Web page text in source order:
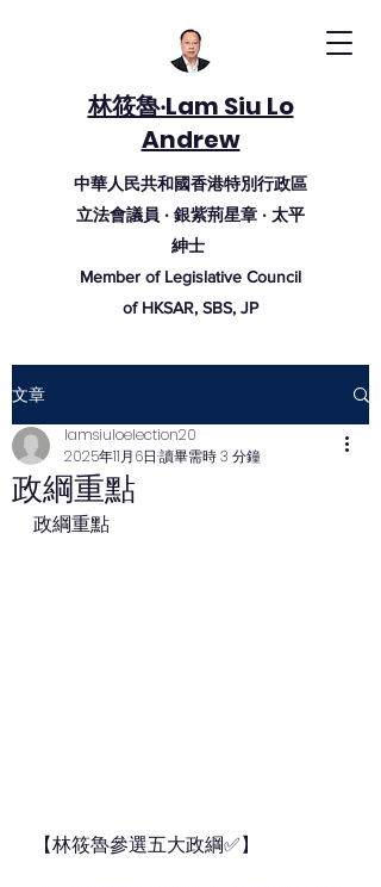
林筱魯‧Lam Siu Lo
Andrew
中華人民共和國香港特別行政區
立法會議員 ‧ 銀紫荊星章 ‧ 太平
紳士
Member of Legislative Council
of HKSAR, SBS, JP
文章
政綱重點
lamsiuloelection20
2025年11月6日 讀畢需時 3 分鐘
政綱重點
【林筱魯參選五大政綱✅】